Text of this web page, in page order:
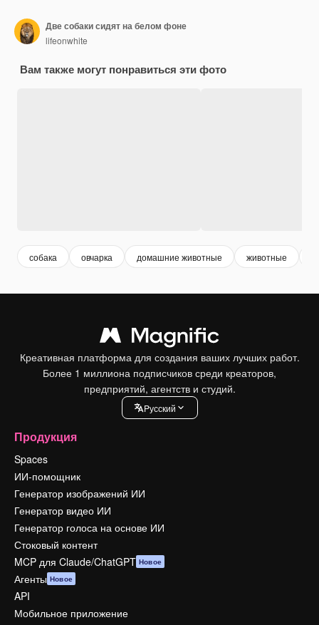
Две собаки сидят на белом фоне
lifeonwhite
Вам также могут понравиться эти фото
собака овчарка домашние животные животные
Креативная платформа для создания ваших лучших работ.
Более 1 миллиона подписчиков среди креаторов,
предприятий, агентств и студий.
Pусский
Продукция
Spaces
ИИ-помощник
Генератор изображений ИИ
Генератор видео ИИ
Генератор голоса на основе ИИ
Стоковый контент
MCP для Claude/ChatGPT Новое
Агенты Новое
API
Мобильное приложение